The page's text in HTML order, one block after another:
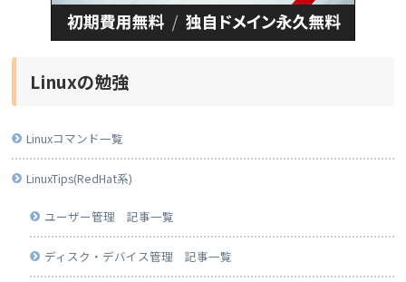
Linuxの勉強
Linuxコマンド一覧
LinuxTips(RedHat系)
ユーザー管理 記事一覧
ディスク・デバイス管理 記事一覧